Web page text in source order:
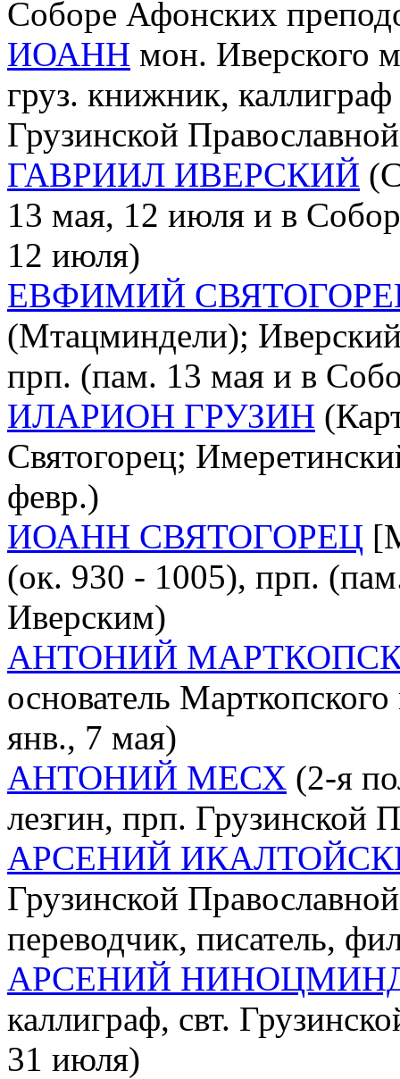
Соборе Афонских
ИОАНН мон. Иверского
груз. книжник,
Грузинской
ГАВРИИЛ ИВЕРСКИЙ
13 мая, 12 июля и в
12 июля)
ЕВФИМИЙ
(Мтацминдели);
прп. (пам. 13 мая и в
ИЛАРИОН ГРУЗИН
Святогорец;
февр.)
ИОАНН СВЯТОГОРЕЦ
(ок. 930 - 1005), прп.
Иверским)
АНТОНИЙ
основатель
янв., 7 мая)
АНТОНИЙ МЕСХ (2-я
лезгин, прп. Грузинской
АРСЕНИЙ
Грузинской
переводчик, писатель,
АРСЕНИЙ
каллиграф, свт.
31 июля)